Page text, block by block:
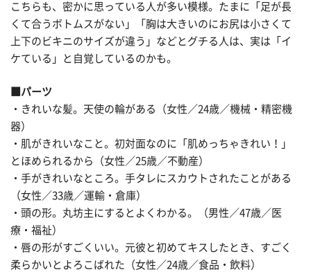
こちらも、密かに思っている人が多い模様。たまに「足が長
くて合うボトムスがない」「胸は大きいのにお尻は小さくて
上下のビキニのサイズが違う」などとグチる人は、実は「イ
ケている」と自覚しているのかも。
■パーツ
・きれいな髪。天使の輪がある（女性／24歳／機械・精密機
器）
・肌がきれいなこと。初対面なのに「肌めっちゃきれい！」
とほめられるから（女性／25歳／不動産）
・手がきれいなところ。手タレにスカウトされたことがある
（女性／33歳／運輸・倉庫）
・頭の形。丸坊主にするとよくわかる。（男性／47歳／医
療・福祉）
・唇の形がすごくいい。元彼と初めてキスしたとき、すごく
柔らかいとよろこばれた（女性／24歳／食品・飲料）